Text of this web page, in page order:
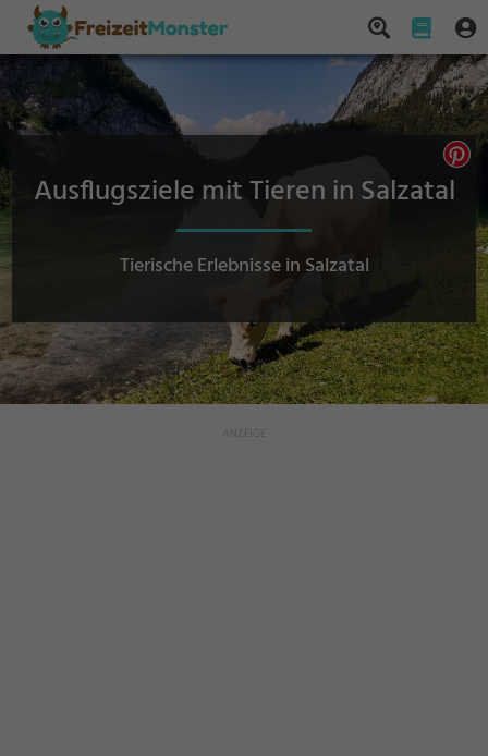
Ausflugsziele mit Tieren in Salzatal
Tierische Erlebnisse in Salzatal